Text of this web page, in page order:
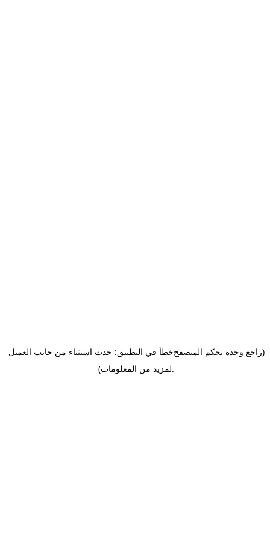
خطأ في التطبيق: حدث استثناء من جانب العميل(راجع وحدة تحكم المتصفح
لمزيد من المعلومات).